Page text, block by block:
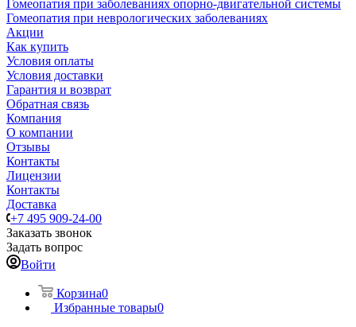
Гомеопатия при заболеваниях опорно-двигательной системы
Гомеопатия при неврологических заболеваниях
Акции
Как купить
Условия оплаты
Условия доставки
Гарантия и возврат
Обратная связь
Компания
О компании
Отзывы
Контакты
Лицензии
Контакты
Доставка
+7 495 909-24-00
Заказать звонок
Задать вопрос
Войти
Корзина0
Избранные товары0